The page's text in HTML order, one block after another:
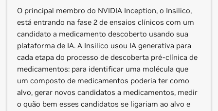
Microsoft Azure
Segmento: Genômica, Imagens Médicas
Lenovo
Deloitte
Segmento:Biofarmácia, Genômica, Dispositivos
O principal membro do NVIDIA Inception, o Insilico,
está entrando na fase 2 de ensaios clínicos com um
candidato a medicamento descoberto usando sua
plataforma de IA. A Insilico usou IA generativa para
cada etapa do processo de descoberta pré-clínica de
medicamentos: para identificar uma molécula que
um composto de medicamentos poderia ter como
alvo, gerar novos candidatos a medicamentos, medir
o quão bem esses candidatos se ligariam ao alvo e